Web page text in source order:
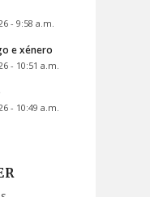
- 9:58 a.m.
e xénero
- 10:51 a.m.
- 10:49 a.m.